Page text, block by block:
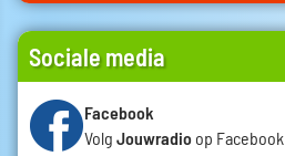
Sociale media
Facebook
Volg Jouwradio op Facebook